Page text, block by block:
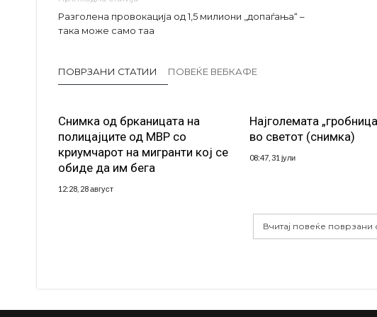
Разголена провокација од 1,5 милиони „допаѓања“ –
така може само таа
ПОВРЗАНИ СТАТИИ ПОВЕЌЕ ВЕБКАФЕ
Снимка од брканицата на
полицајците од МВР со
криумчарот на мигранти кој се
обиде да им бега
12:28, 28 август
Најголемата
во светот (снимка)
08:47, 31 јули
Вчитај повеќе поврзани